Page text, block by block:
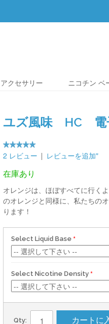
アクセサリー ニコチン ベ
ユズ風味 HC 電
2 レビュー | レビューを追加"
在庫あり
オレンジは、ほぼすべてに行く
のオレンジと同様に、私たちの
ります！
Select Liquid Base
Select Nicotine Density
Qty: カートに